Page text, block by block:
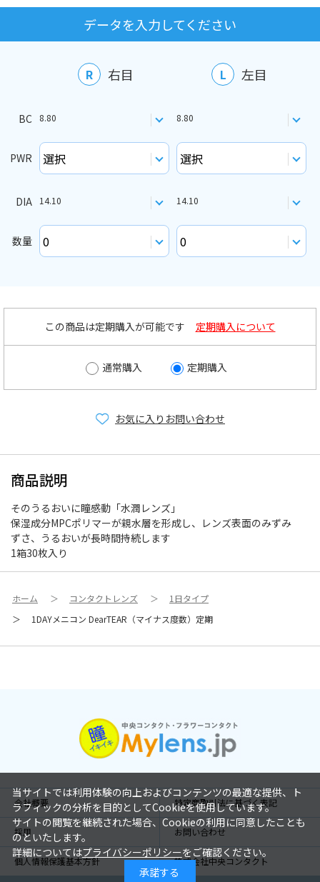
データを入力してください
R 右目 L 左目
BC 8.80 8.80
PWR
DIA 14.10 14.10
数量
この商品は定期購入が可能です 定期購入について
通常購入 定期購入
お問い合わせ
お気に入り
商品説明
そのうるおいに瞳感動「水潤レンズ」
保湿成分MPCポリマーが親水層を形成し、レンズ表面のみずみ
ずさ、うるおいが長時間持続します
1箱30枚入り
ホーム ＞ コンタクトレンズ ＞
1日タイプ
＞
1DAYメニコン DearTEAR（マイナス度数）定期
会社概要 特定商取引法に基づく表記
採用 お問い合わせ
個人情報保護基本方針 株式会社中央コンタクト
当サイトでは利用体験の向上およびコンテンツの最適な提供、ト
ラフィックの分析を目的としてCookieを使用しています。
サイトの閲覧を継続された場合、Cookieの利用に同意したことも
のといたします。
詳細についてはプライバシーポリシーをご確認ください。
承諾する